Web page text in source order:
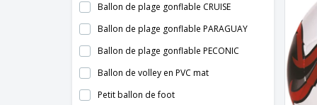
Ballon de plage gonflable CRUISE
Ballon de plage gonflable PARAGUAY
Ballon de plage gonflable PECONIC
Ballon de volley en PVC mat
Petit ballon de foot